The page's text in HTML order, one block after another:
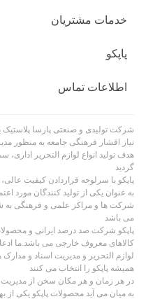
خدمات مشتریان
پاپکو
اطلاعات تماس
نیاز اقشار فرهنگی جامعه به منظور
هدف تولید انواع لوازم التحریر
گردید
پاپکو با سرلوحه قراردادن کیفیت
به عنوان یکی از تولید کنندگان مورد
شرکت ها و مراکز علمی و فرهنگی به
می باشد
پاپکو شرکت صد درصد ایرانی و
کالاهای معروف خارجی می باشد.ما ادعا
لوازم التحریر و مدیریت اسناد و
همیشه پاپکو را انتخاب می کنند
در هر زمان و هر مکان سخن از مدیریت
به میان می آید محصولات پاپکو یکی